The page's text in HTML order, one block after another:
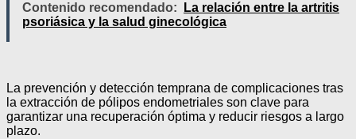
Contenido recomendado:
La relación entre la artritis
psoriásica y la salud ginecológica
La prevención y detección temprana de complicaciones tras
la extracción de pólipos endometriales son clave para
garantizar una recuperación óptima y reducir riesgos a largo
plazo.